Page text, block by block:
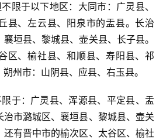
限于以下地区：大同市：广灵县、
县、左云县、阳泉市的盂县。长治
垣县、黎城县、壶关县、长子县。
区、榆社县、和顺县、寿阳县、祁
州市：山阴县、应县、右玉县。
于：广灵县、浑源县、平定县、盂
治市潞城区、襄垣县、黎城县、壶关
还有晋中市的榆次区、太谷区、榆社